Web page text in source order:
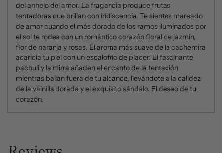
del anhelo del amor. La fragancia produce frutas
tentadoras que brillan con iridiscencia. Te sientes mareado
de amor cuando el más dorado de los ramos iluminados por
el sol te rodea con un romántico corazón floral de jazmín,
flor de naranja y rosas. El aroma más suave de la cachemira
acaricia tu piel con un escalofrío de placer. El fascinante
pachulí y la mirra añaden el encanto de la tentación
mientras bailan fuera de tu alcance, llevándote a la calidez
de la vainilla dorada y el exquisito sándalo. El deseo de tu
corazón.